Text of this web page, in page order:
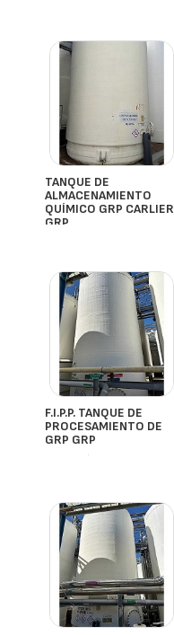
TANQUE DE
ALMACENAMIENTO
QUÍMICO GRP CARLIER
GRP
F.I.P.P. TANQUE DE
PROCESAMIENTO DE
GRP GRP
- España